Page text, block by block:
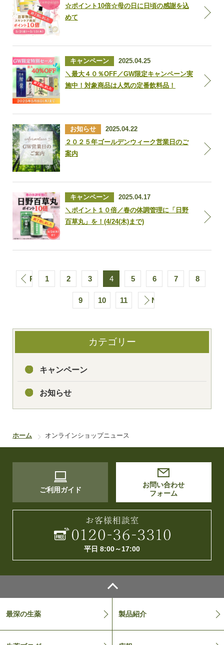
☆ポイント10倍☆母の日に日頃の感謝を込
めて
キャンペーン
2025.04.25
＼最大４０％OFF／GW限定キャンペーン実
施中！対象商品は人気の定番飲料品！
お知らせ
2025.04.22
２０２５年ゴールデンウィーク営業日のご
案内
キャンペーン
2025.04.17
＼ポイント１０倍／春の体調管理に「日野
百草丸」を！(4/24(木)まで)
PREV
1 2 3 4 5 6 7 8
9 10 11 NEXT
カテゴリー
キャンペーン
お知らせ
ホーム オンラインショップニュース
ご利用ガイド
お問い合わせ
フォーム
平日 8:00～17:00
最深の生薬 製品紹介